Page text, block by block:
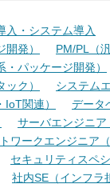
入・システム導入
発）
PM/PL（
パッケージ開発）
ク）
システム
関連）
データ
サーバエンジニア
ワークエンジニア
セキュリティスペ
社内SE（インフラ